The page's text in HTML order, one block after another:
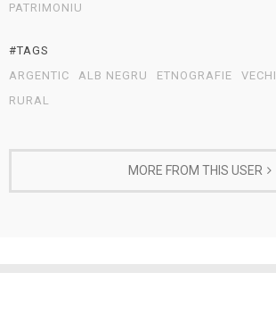
PATRIMONIU
#TAGS
ARGENTIC
ALB NEGRU ETNOGRAFIE VECHI
RURAL
MORE FROM THIS USER